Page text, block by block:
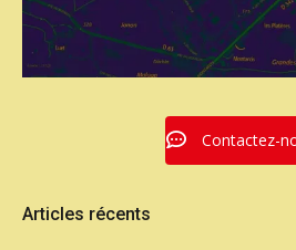
Contactez-
Articles récents